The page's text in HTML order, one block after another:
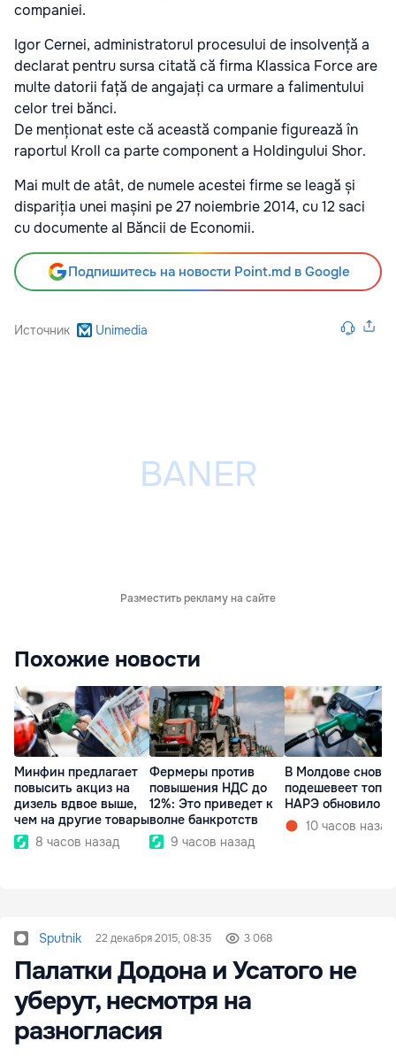
companiei.
Igor Cernei, administratorul procesului de insolvență a
declarat pentru sursa citată că firma Klassica Force are
multe datorii față de angajați ca urmare a falimentului
celor trei bănci.
De menționat este că această companie figurează în
raportul Kroll ca parte component a Holdingului Shor.
Mai mult de atât, de numele acestei firme se leagă și
dispariția unei mașini pe 27 noiembrie 2014, cu 12 saci
cu documente al Băncii de Economii.
Подпишитесь на новости Point.md в Google
Источник Unimedia
Разместить рекламу на сайте
Похожие новости
Минфин предлагает
повысить акциз на
дизель вдвое выше,
чем на другие товары
8 часов назад
Фермеры против
повышения НДС до
12%: Это приведет к
волне банкротств
9 часов назад
В Молдове снова
подешевеет
НАРЭ обновило
10 часов назад
Sputnik 22 декабря 2015, 08:35 3 068
Палатки Додона и Усатого не
уберут, несмотря на
разногласия